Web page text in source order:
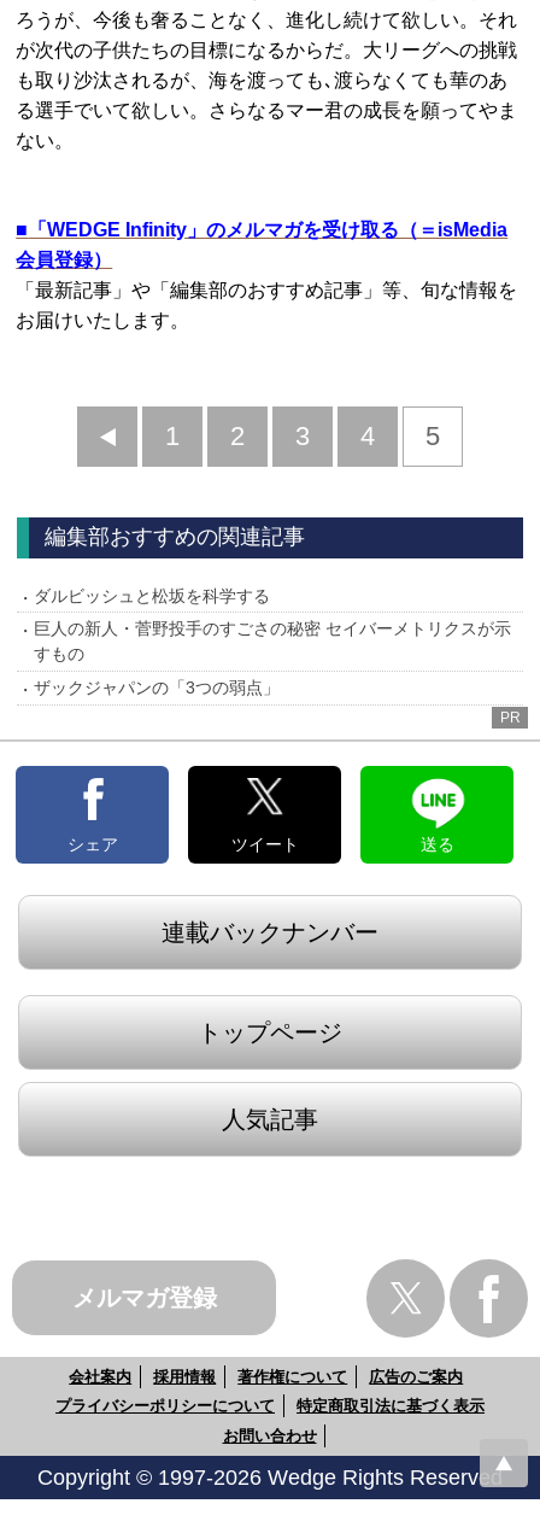
ろうが、今後も奢ることなく、進化し続けて欲しい。それ
が次代の子供たちの目標になるからだ。大リーグへの挑戦
も取り沙汰されるが、海を渡っても､渡らなくても華のあ
る選手でいて欲しい。さらなるマー君の成長を願ってやま
ない。
■ 「WEDGE Infinity」のメルマガを受け取る（＝isMedia
会員登録）
「最新記事」や「編集部のおすすめ記事」等、旬な情報を
お届けいたします。
前
1 2 3 4 5
編集部おすすめの関連記事
ダルビッシュと松坂を科学する
巨人の新人・菅野投手のすごさの秘密 セイバーメトリクスが示
すもの
ザックジャパンの「3つの弱点」
PR
シェア ツイート 送る
連載バックナンバー
トップページ
人気記事
メルマガ登録
会社案内 採用情報 著作権について
広告のご案内
プライバシーポリシーについて
特定商取引法に基づく表示
お問い合わせ
Copyright © 1997-2026 Wedge Rights Reserved